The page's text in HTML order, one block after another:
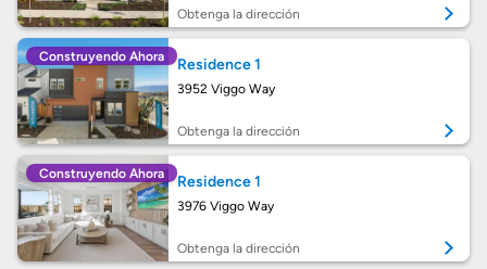
Calcular mi hipoteca
Obtener Aprobación Previa
Preparar mi casa para la venta
Seguro de propietarios
Obtener ofertas por mi casa
Obtenga la dirección
Construyendo Ahora Residence 1
3952 Viggo Way
Obtenga la dirección
Construyendo Ahora Residence 1
3976 Viggo Way
Obtenga la dirección